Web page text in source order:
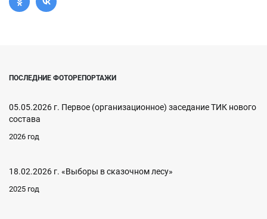
ПОСЛЕДНИЕ ФОТОРЕПОРТАЖИ
05.05.2026 г. Первое (организационное) заседание ТИК нового
состава
2026 год
18.02.2026 г. «Выборы в сказочном лесу»
2025 год